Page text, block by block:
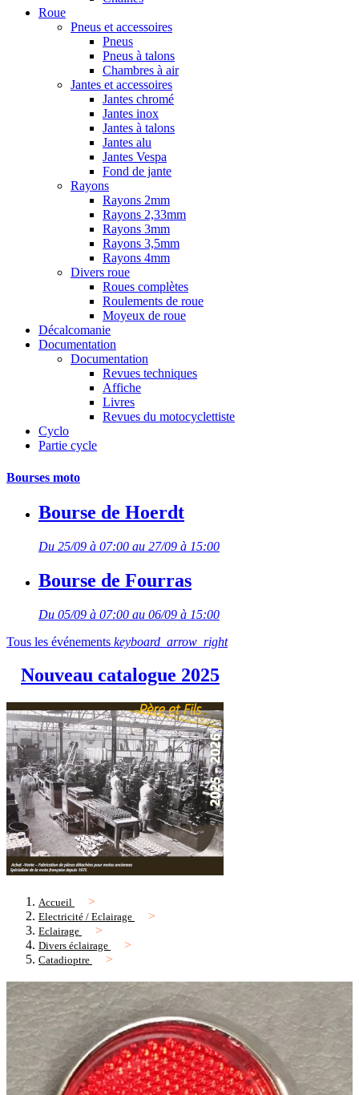
Roue
Pneus et accessoires
Pneus
Pneus à talons
Chambres à air
Jantes et accessoires
Jantes chromé
Jantes inox
Jantes à talons
Jantes alu
Jantes Vespa
Fond de jante
Rayons
Rayons 2mm
Rayons 2,33mm
Rayons 3mm
Rayons 3,5mm
Rayons 4mm
Divers roue
Roues complètes
Roulements de roue
Moyeux de roue
Décalcomanie
Documentation
Documentation
Revues techniques
Affiche
Livres
Revues du motocyclettiste
Cyclo
Partie cycle
Bourses moto
Bourse de Hoerdt
Du 25/09 à 07:00 au 27/09 à 15:00
Bourse de Fourras
Du 05/09 à 07:00 au 06/09 à 15:00
Tous les événements keyboard_arrow_right
Nouveau catalogue 2025
Accueil
Electricité / Eclairage
Eclairage
Divers éclairage
Catadioptre